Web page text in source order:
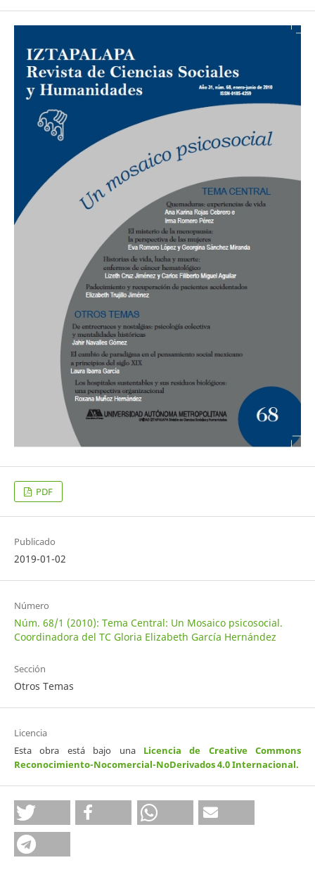
PDF
Publicado
2019-01-02
Número
Núm. 68/1 (2010): Tema Central: Un Mosaico psicosocial.
Coordinadora del TC Gloria Elizabeth García Hernández
Sección
Otros Temas
Licencia
Esta obra está bajo una Licencia de Creative Commons
Reconocimiento-Nocomercial-NoDerivados 4.0 Internacional.